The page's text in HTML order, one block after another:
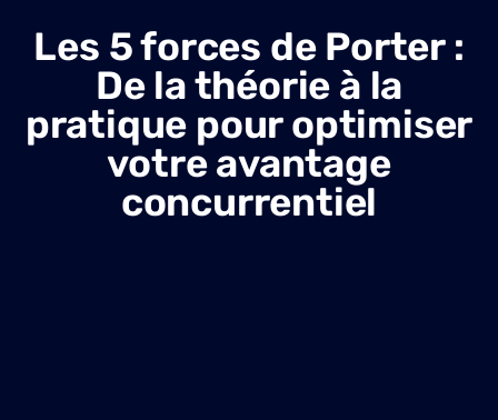
Les 5 forces de Porter :
De la théorie à la
pratique pour optimiser
votre avantage
concurrentiel